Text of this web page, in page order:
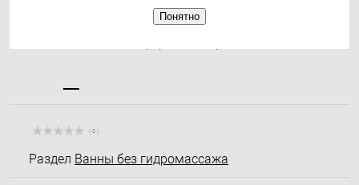
( 0 )
Раздел Ванны без гидромассажа
Понятно